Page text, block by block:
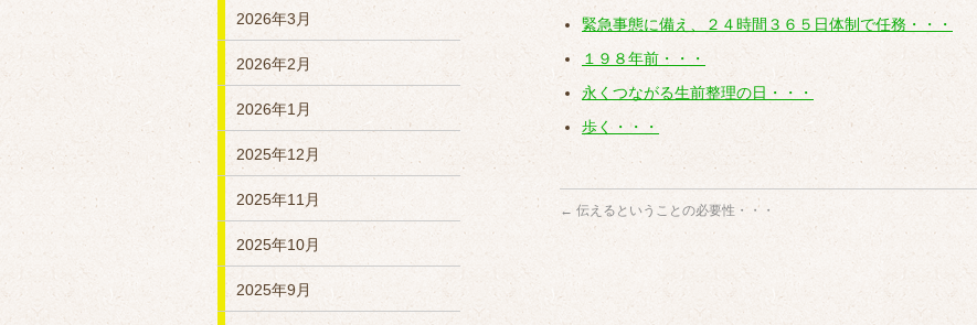
緊急事態に備え、２４時間３６５日体制で任務・・・
１９８年前・・・
永くつながる生前整理の日・・・
歩く・・・
← 伝えるということの必要性・・・
2026年3月
2026年2月
2026年1月
2025年12月
2025年11月
2025年10月
2025年9月